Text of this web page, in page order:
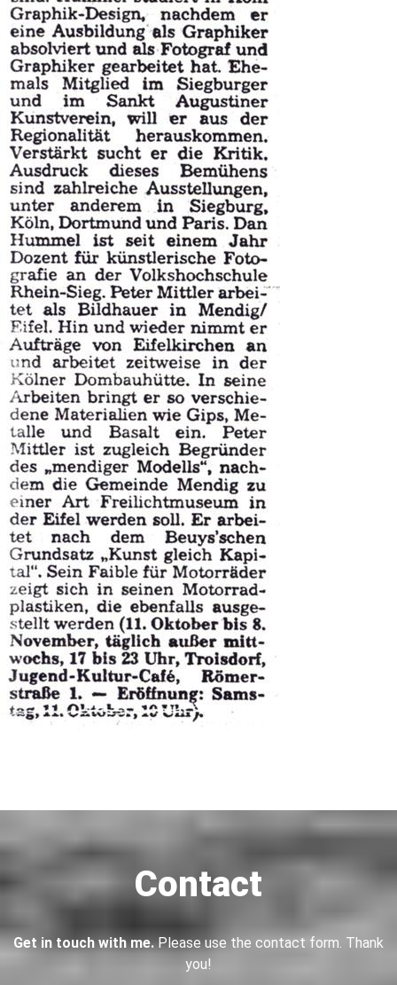
Contact
Get in touch with me.Please use the contact form. Thank
you!